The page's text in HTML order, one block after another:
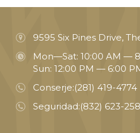
9595 Six Pines Drive,
Mon—Sat: 10:00 AM —
Sun: 12:00 PM — 6:00
Conserje:(281) 419-4774
Seguridad:(832) 623-